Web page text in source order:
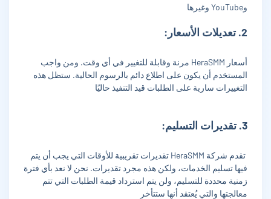
وYouTube وغيرها
2. تعديلات الأسعار:
أسعار HeraSMM مرنة وقابلة للتغيير في أي وقت. ومن واجب
المستخدم أن يكون على اطلاع دائم بالرسوم الحالية. ستظل هذه
التغييرات سارية على الطلبات قيد التنفيذ حاليًا
3. تقديرات التسليم:
تقدم شركة HeraSMM تقديرات تقريبية للأوقات التي يجب أن يتم
فيها تسليم الخدمات، ولكن هذه مجرد تقديرات. نحن لا نعد بأي فترة
زمنية محددة للتسليم، ولن يتم استرداد قيمة الطلبات التي تتم
معالجتها والتي يُعتقد أنها ستتأخر